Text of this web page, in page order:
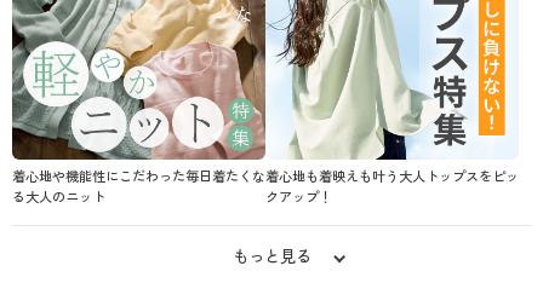
着心地や機能性にこだわった毎日着たくな
る大人のニット
着心地も着映えも叶う大人トップスをピッ
クアップ！
もっと見る